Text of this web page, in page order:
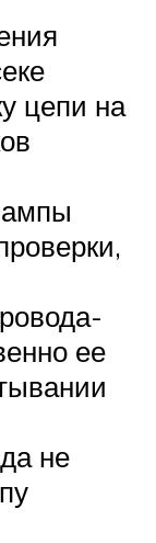
цепи на
ее
не